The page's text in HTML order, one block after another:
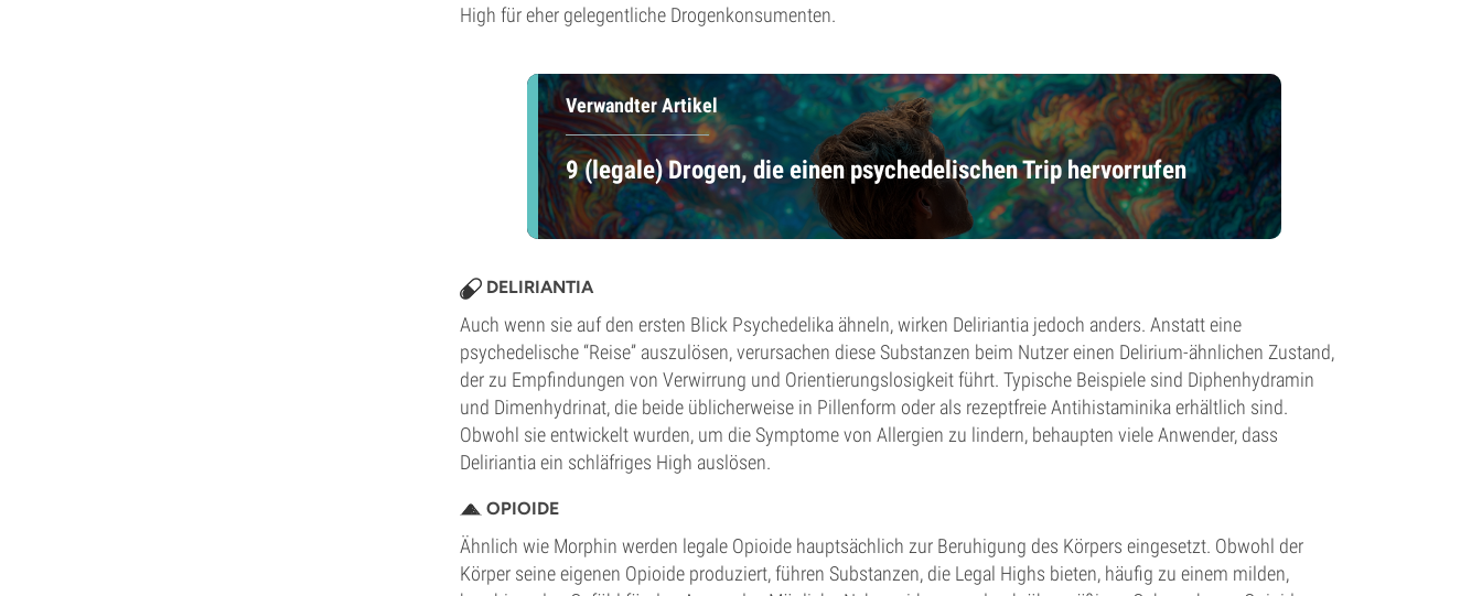
High für eher gelegentliche Drogenkonsumenten.
Verwandter Artikel
9 (legale) Drogen, die einen psychedelischen Trip hervorrufen
DELIRIANTIA
Auch wenn sie auf den ersten Blick Psychedelika ähneln, wirken Deliriantia jedoch anders. Anstatt eine
psychedelische “Reise” auszulösen, verursachen diese Substanzen beim Nutzer einen Delirium-ähnlichen Zustand,
der zu Empfindungen von Verwirrung und Orientierungslosigkeit führt. Typische Beispiele sind Diphenhydramin
und Dimenhydrinat, die beide üblicherweise in Pillenform oder als rezeptfreie Antihistaminika erhältlich sind.
Obwohl sie entwickelt wurden, um die Symptome von Allergien zu lindern, behaupten viele Anwender, dass
Deliriantia ein schläfriges High auslösen.
OPIOIDE
Ähnlich wie Morphin werden legale Opioide hauptsächlich zur Beruhigung des Körpers eingesetzt. Obwohl der
Körper seine eigenen Opioide produziert, führen Substanzen, die Legal Highs bieten, häufig zu einem milden,